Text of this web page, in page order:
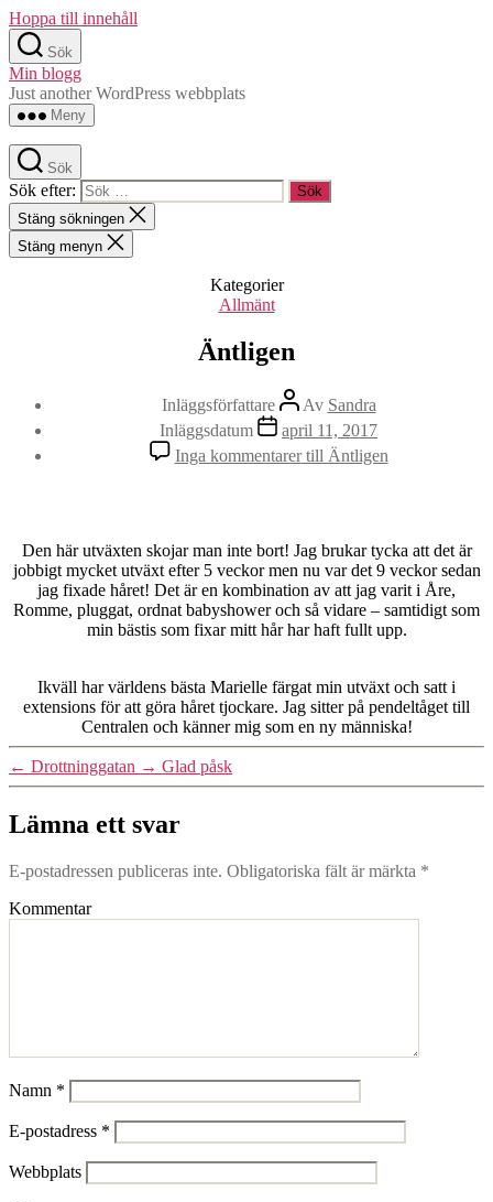
Hoppa till innehåll
Sök
Min blogg
Just another WordPress webbplats
Meny
Sök
Sök efter:
Stäng sökningen
Stäng menyn
Kategorier
Allmänt
Äntligen
Inläggsförfattare Av Sandra
Inläggsdatum
april 11, 2017
Inga kommentarertill Äntligen
Den här utväxten skojar man inte bort! Jag brukar tycka att det är
jobbigt mycket utväxt efter 5 veckor men nu var det 9 veckor sedan
jag fixade håret! Det är en kombination av att jag varit i Åre,
Romme, pluggat, ordnat babyshower och så vidare – samtidigt som
min bästis som fixar mitt hår har haft fullt upp.
Ikväll har världens bästa Marielle färgat min utväxt och satt i
extensions för att göra håret tjockare. Jag sitter på pendeltåget till
Centralen och känner mig som en ny människa!
← Drottninggatan → Glad påsk
Lämna ett svar
E-postadressen publiceras inte. Obligatoriska fält är märkta *
Kommentar
Namn *
E-postadress *
Webbplats